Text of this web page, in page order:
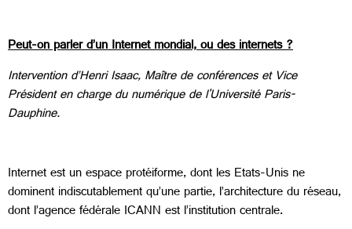
Peut-on parler d’un Internet mondial, ou des internets ?
Intervention d’Henri Isaac, Maître de conférences et Vice
Président en charge du numérique de l'Université Paris-
Dauphine.
Internet est un espace protéiforme, dont les Etats-Unis ne
dominent indiscutablement qu’une partie, l’architecture du réseau,
dont l’agence fédérale ICANN est l’institution centrale.